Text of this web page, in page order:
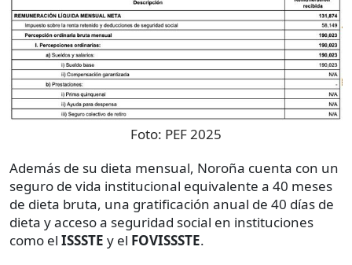
Foto: PEF 2025
Además de su dieta mensual, Noroña cuenta con un
seguro de vida institucional equivalente a 40 meses
de dieta bruta, una gratificación anual de 40 días de
dieta y acceso a seguridad social en instituciones
como el ISSSTE y el FOVISSSTE.